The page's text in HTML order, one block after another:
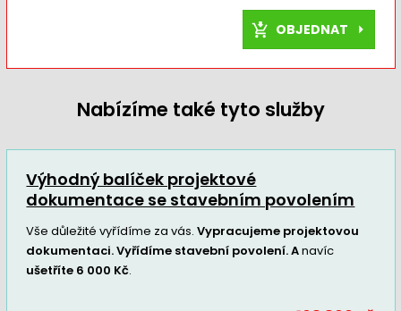
OBJEDNAT
Nabízíme také tyto služby
Výhodný balíček projektové
dokumentace se stavebním povolením
Vše důležité vyřídíme za vás.Vypracujeme projektovou
dokumentaci. Vyřídíme stavební povolení. Anavíc
ušetříte 6 000 Kč.